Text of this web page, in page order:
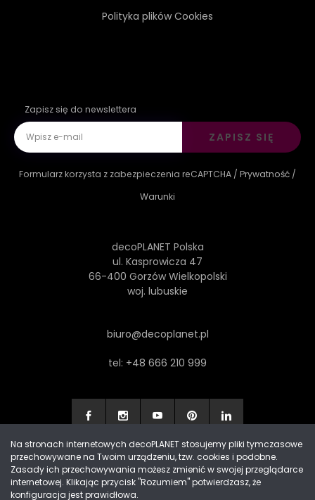
Polityka plików Cookies
Zapisz się do newslettera
ZAPISZ SIĘ
Formularz korzysta z zabezpieczenia reCAPTCHA / Prywatność /
Warunki
decoPLANET Polska
ul. Kasprowicza 47
66-400 Gorzów Wielkopolski
woj. lubuskie
biuro@decoplanet.pl
tel: +48 666 210 999
Made with by Progres Media & decoPLANET
Na stronach internetowych decoPLANET stosujemy pliki tymczasowe
przechowywane na Twoim urządzeniu, tzw. cookies i podobne.
Zasady ich przechowywania możesz zmienić w swojej przeglądarce
internetowej. Klikając przycisk "Rozumiem" potwierdzasz, że
konfiguracja jest prawidłowa.